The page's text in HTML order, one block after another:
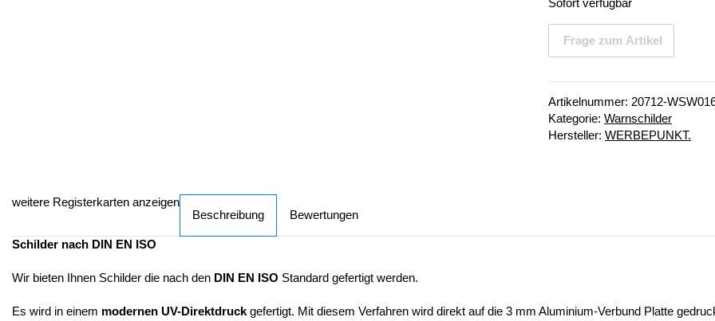
Sofort verfügbar
Frage zum Artikel
Artikelnummer: 20712-
Kategorie: Warnschilder
Hersteller: WERBEPUNKT.
weitere Registerkarten anzeigen
Beschreibung
Bewertungen
Schilder nach DIN EN ISO
Wir bieten Ihnen Schilder die nach den DIN EN ISO Standard gefertigt werden.
Es wird in einem modernen UV-Direktdruck gefertigt. Mit diesem Verfahren wird direkt auf die 3 mm Aluminium-Verbund Platte